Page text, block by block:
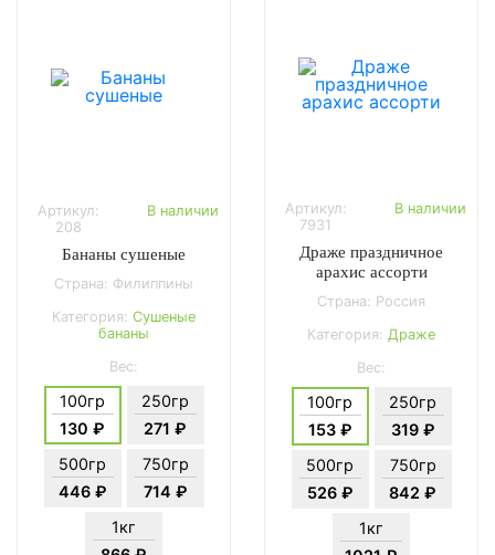
Артикул:
208
В наличии
Бананы сушеные
Страна: Филиппины
Категория: Сушеные
бананы
Вес:
100гр
130 ₽
250гр
271 ₽
500гр
446 ₽
750гр
714 ₽
1кг
Артикул:
7931
В наличии
Драже праздничное
арахис ассорти
Страна: Россия
Категория: Драже
Вес:
100гр
153 ₽
250гр
319 ₽
500гр
526 ₽
750гр
842 ₽
1кг